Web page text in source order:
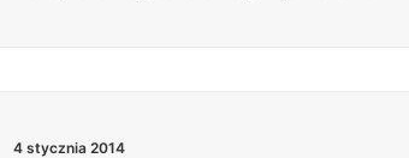
4 stycznia 2014